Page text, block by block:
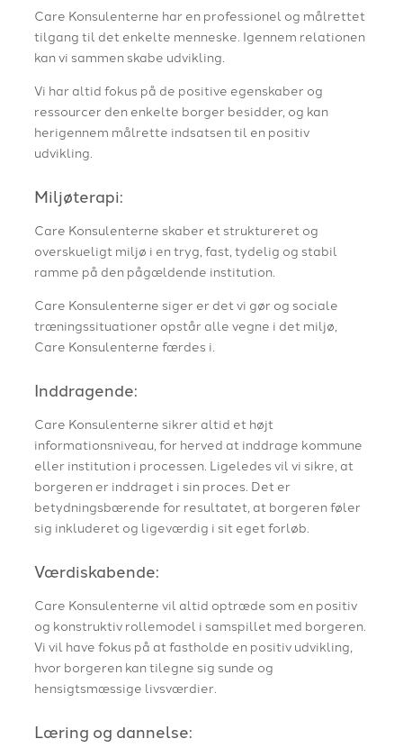
Care Konsulenterne har en professionel og målrettet
tilgang til det enkelte menneske. Igennem relationen
kan vi sammen skabe udvikling.
Vi har altid fokus på de positive egenskaber og
ressourcer den enkelte borger besidder, og kan
herigennem målrette indsatsen til en positiv
udvikling.
Miljøterapi:
Care Konsulenterne skaber et struktureret og
overskueligt miljø i en tryg, fast, tydelig og stabil
ramme på den pågældende institution.
Care Konsulenterne siger er det vi gør og sociale
træningssituationer opstår alle vegne i det miljø,
Care Konsulenterne færdes i.
​Inddragende:
​Care Konsulenterne sikrer altid et højt
informationsniveau, for herved at inddrage kommune
eller institution i processen. Ligeledes vil vi sikre, at
borgeren er inddraget i sin proces. Det er
betydningsbærende for resultatet, at borgeren føler
sig inkluderet og ligeværdig i sit eget forløb.
Værdiskabende:​
Care Konsulenterne vil altid optræde som en positiv
og konstruktiv rollemodel i samspillet med borgeren.
Vi vil have fokus på at fastholde en positiv udvikling,
hvor borgeren kan tilegne sig sunde og
hensigtsmæssige livsværdier.​
Læring og dannelse:​